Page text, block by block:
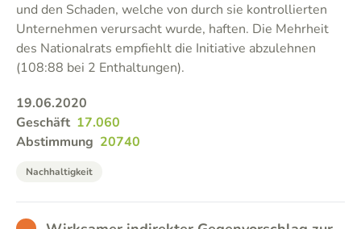
und den Schaden, welche von durch sie kontrollierten
Unternehmen verursacht wurde, haften. Die Mehrheit
des Nationalrats empfiehlt die Initiative abzulehnen
(108:88 bei 2 Enthaltungen).
19.06.2020
Geschäft 17.060
Abstimmung 20740
Nachhaltigkeit